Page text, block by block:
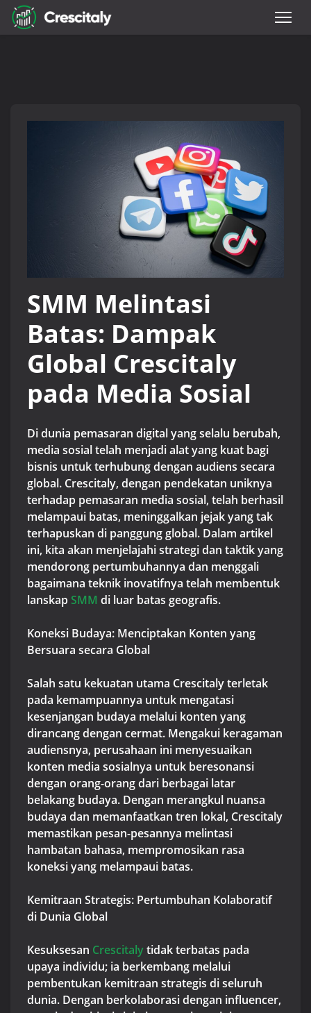
SMM Melintasi
Batas: Dampak
Global Crescitaly
pada Media Sosial
Di dunia pemasaran digital yang selalu berubah,
media sosial telah menjadi alat yang kuat bagi
bisnis untuk terhubung dengan audiens secara
global. Crescitaly, dengan pendekatan uniknya
terhadap pemasaran media sosial, telah berhasil
melampaui batas, meninggalkan jejak yang tak
terhapuskan di panggung global. Dalam artikel
ini, kita akan menjelajahi strategi dan taktik yang
mendorong pertumbuhannya dan menggali
bagaimana teknik inovatifnya telah membentuk
lanskap SMM di luar batas geografis.
Koneksi Budaya: Menciptakan Konten yang
Bersuara secara Global
Salah satu kekuatan utama Crescitaly terletak
pada kemampuannya untuk mengatasi
kesenjangan budaya melalui konten yang
dirancang dengan cermat. Mengakui keragaman
audiensnya, perusahaan ini menyesuaikan
konten media sosialnya untuk beresonansi
dengan orang-orang dari berbagai latar
belakang budaya. Dengan merangkul nuansa
budaya dan memanfaatkan tren lokal, Crescitaly
memastikan pesan-pesannya melintasi
hambatan bahasa, mempromosikan rasa
koneksi yang melampaui batas.
Kemitraan Strategis: Pertumbuhan Kolaboratif
di Dunia Global
Kesuksesan Crescitalytidak terbatas pada
upaya individu; ia berkembang melalui
pembentukan kemitraan strategis di seluruh
dunia. Dengan berkolaborasi dengan influencer,